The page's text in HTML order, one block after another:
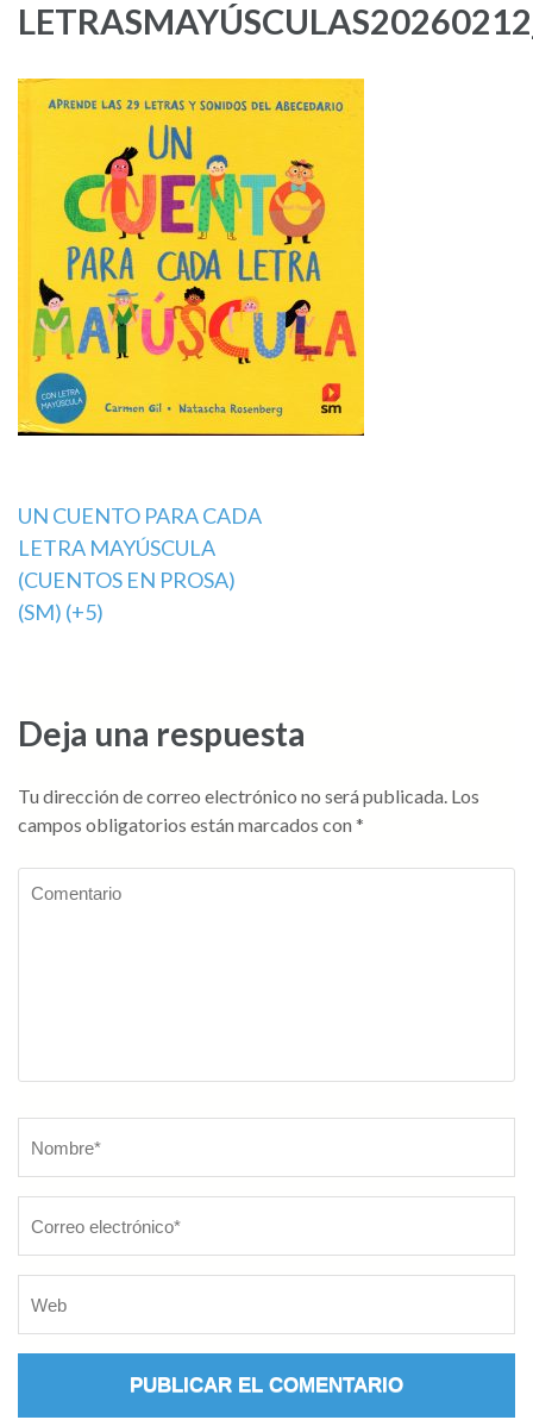
Navegación
de
entradas
UN CUENTO PARA CADA
LETRA MAYÚSCULA
(CUENTOS EN PROSA)
(SM) (+5)
Deja una respuesta
Tu dirección de correo electrónico no será publicada. Los
campos obligatorios están marcados con *